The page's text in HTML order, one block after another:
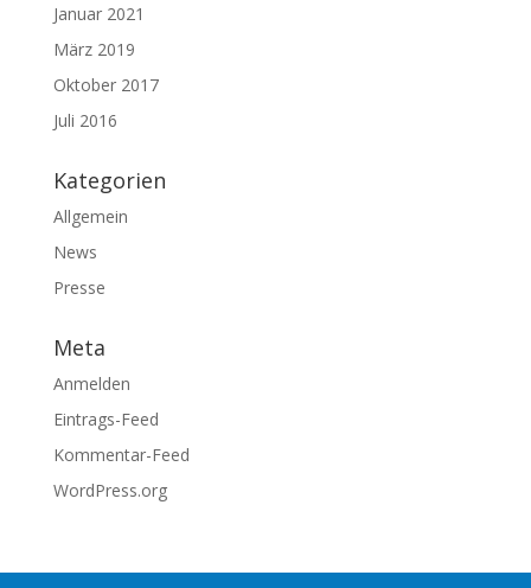
Januar 2021
März 2019
Oktober 2017
Juli 2016
Kategorien
Allgemein
News
Presse
Meta
Anmelden
Eintrags-Feed
Kommentar-Feed
WordPress.org